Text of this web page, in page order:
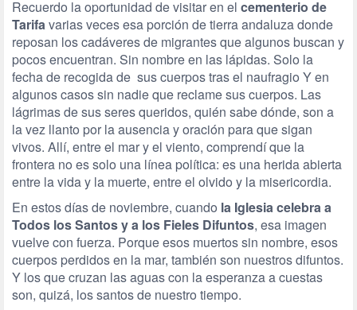
Recuerdo la oportunidad de visitar en el cementerio de
Tarifavarias veces esa porción de tierra andaluza donde
reposan los cadáveres de migrantes que algunos buscan y
pocos encuentran. Sin nombre en las lápidas. Solo la
fecha de recogida de sus cuerpos tras el naufragio Y en
algunos casos sin nadie que reclame sus cuerpos. Las
lágrimas de sus seres queridos, quién sabe dónde, son a
la vez llanto por la ausencia y oración para que sigan
vivos. Allí, entre el mar y el viento, comprendí que la
frontera no es solo una línea política: es una herida abierta
entre la vida y la muerte, entre el olvido y la misericordia.
En estos días de noviembre, cuando la Iglesia celebra a
Todos los Santos y a los Fieles Difuntos, esa imagen
vuelve con fuerza. Porque esos muertos sin nombre, esos
cuerpos perdidos en la mar, también son nuestros difuntos.
Y los que cruzan las aguas con la esperanza a cuestas
son, quizá, los santos de nuestro tiempo.